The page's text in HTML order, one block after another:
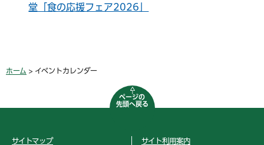
堂「食の応援フェア2026」
ホーム > イベントカレンダー
ページの
先頭へ戻る
サイトマップ サイト利用案内